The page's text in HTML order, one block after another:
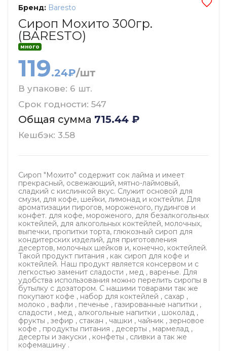
Бренд: Baresto
Сироп Мохито 300гр.
(BARESTO)
много
119.24₽/шт
В упакове: 6 шт.
Срок годности: 547
Общая сумма 715.44 ₽
Кешбэк: 3.58
Сироп "Мохито" содержит сок лайма и имеет
прекрасный, освежающий, мятно-лаймовый,
сладкий с кислинкой вкус. Служит основой для
смузи, для кофе, шейки, лимонад и коктейли. Для
ароматизации пирогов, мороженого, пудингов и
конфет. для кофе, мороженого, для безалкогольных
коктейлей, для алкогольных коктейлей, молочных,
выпечки, пропитки торта, глюкозный сироп для
кондитерских изделий, для приготовления
десертов, молочных шейков и, конечно, коктейлей.
Такой продукт питания , как сироп для кофе и
коктейлей. Наш продукт является консервом и с
легкостью заменит сладости , мед , варенье. Для
удобства использования можно перелить сиропы в
бутылку с дозатором. С нашими товарами так же
покупают кофе , набор для коктейлей , сахар ,
молоко , вафли , печенье , газированные напитки ,
сладости , мед , алкогольные напитки , шоколад ,
фрукты , зефир , стакан , чашки , чайник , зерновое
кофе , продукты питания , десерты , мармелад ,
десерты и закуски , конфеты , сливки а так же
кофемашину .